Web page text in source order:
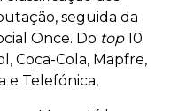
seguida da
Once. Do top10
Coca-Cola, Mapfre,
e Telefónica,